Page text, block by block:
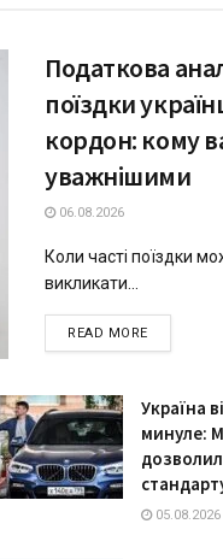
Податкова
поїздки
кордон: кому
уважнішими
06.08.2026
Коли часті поїздки
викликати...
READ MOREDETAILS
Україна
минуле:
05.08.2026